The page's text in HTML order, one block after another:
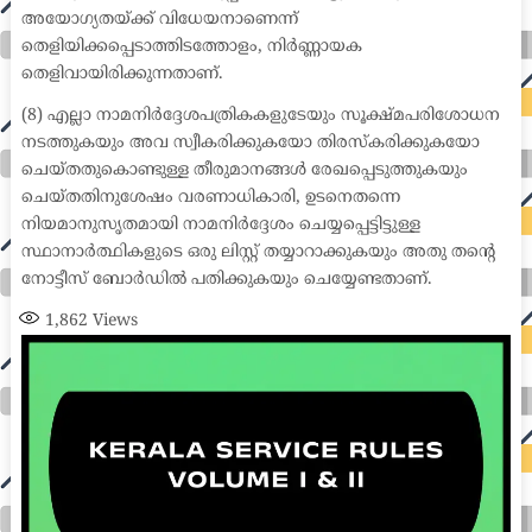
അയോഗ്യതയ്ക്ക് വിധേയനാണെന്ന്
തെളിയിക്കപ്പെടാത്തിടത്തോളം, നിർണ്ണായക
തെളിവായിരിക്കുന്നതാണ്.
(8) എല്ലാ നാമനിർദ്ദേശപത്രികകളുടേയും സൂക്ഷ്മപരിശോധന
നടത്തുകയും അവ സ്വീകരിക്കുകയോ തിരസ്കരിക്കുകയോ
ചെയ്തതുകൊണ്ടുള്ള തീരുമാനങ്ങൾ രേഖപ്പെടുത്തുകയും
ചെയ്തതിനുശേഷം വരണാധികാരി, ഉടനെതന്നെ
നിയമാനുസൃതമായി നാമനിർദ്ദേശം ചെയ്യപ്പെട്ടിട്ടുള്ള
സ്ഥാനാർത്ഥികളുടെ ഒരു ലിസ്റ്റ് തയ്യാറാക്കുകയും അതു തന്റെ
നോട്ടീസ് ബോർഡിൽ പതിക്കുകയും ചെയ്യേണ്ടതാണ്.
1,862 Views